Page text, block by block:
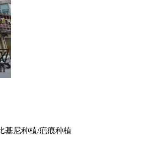
基尼种植/疤痕种植